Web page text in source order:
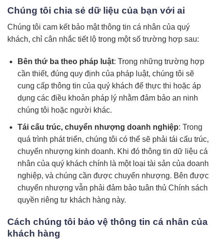
Chúng tôi chia sẻ dữ liệu của bạn với ai
Chúng tôi cam kết bảo mật thông tin cá nhân của quý
khách, chỉ cân nhắc tiết lộ trong một số trường hợp sau:
Bên thứ ba theo pháp luật: Trong những trường hợp
cần thiết, đúng quy định của pháp luật, chúng tôi sẽ
cung cấp thông tin của quý khách để thực thi hoặc áp
dụng các điều khoản pháp lý nhằm đảm bảo an ninh
chúng tôi hoặc người khác.
Tái cấu trúc, chuyển nhượng doanh nghiệp: Trong
quá trình phát triển, chúng tôi có thể sẽ phải tái cấu trúc,
chuyển nhượng kinh doanh. Khi đó thông tin dữ liệu cá
nhân của quý khách chính là một loại tài sản của doanh
nghiệp, và chúng cần được chuyển nhượng. Bên được
chuyển nhượng vẫn phải đảm bảo tuân thủ Chính sách
quyền riêng tư khách hàng này.
Cách chúng tôi bảo vệ thông tin cá nhân của
khách hàng